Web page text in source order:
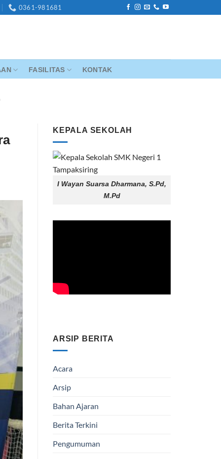
0361-981681
FASILITAS KONTAK
KEPALA SEKOLAH
I Wayan Suarsa Dharmana, S.Pd,
M.Pd
ARSIP BERITA
Acara
Arsip
Bahan Ajaran
Berita Terkini
Pengumuman